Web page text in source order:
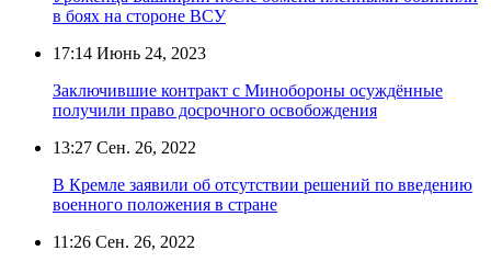
в боях на стороне ВСУ
17:14 Июнь 24, 2023
Заключившие контракт с Минобороны осуждённые
получили право досрочного освобождения
13:27 Сен. 26, 2022
В Кремле заявили об отсутствии решений по введению
военного положения в стране
11:26 Сен. 26, 2022